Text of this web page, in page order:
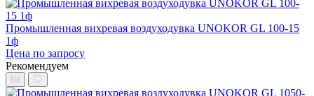
Промышленная вихревая воздуходувка UNOKOR GL 100-15
1ф
Цена по запросу
Рекомендуем